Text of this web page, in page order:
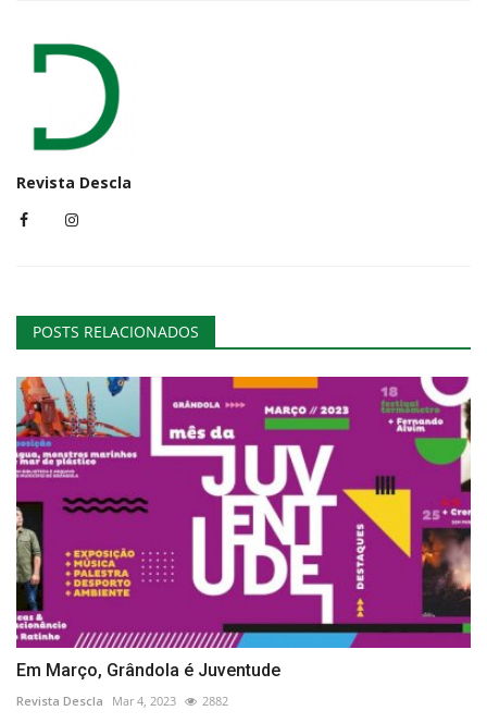
Revista Descla
POSTS RELACIONADOS
Em Março, Grândola é Juventude
Revista Descla Mar 4, 2023 2882